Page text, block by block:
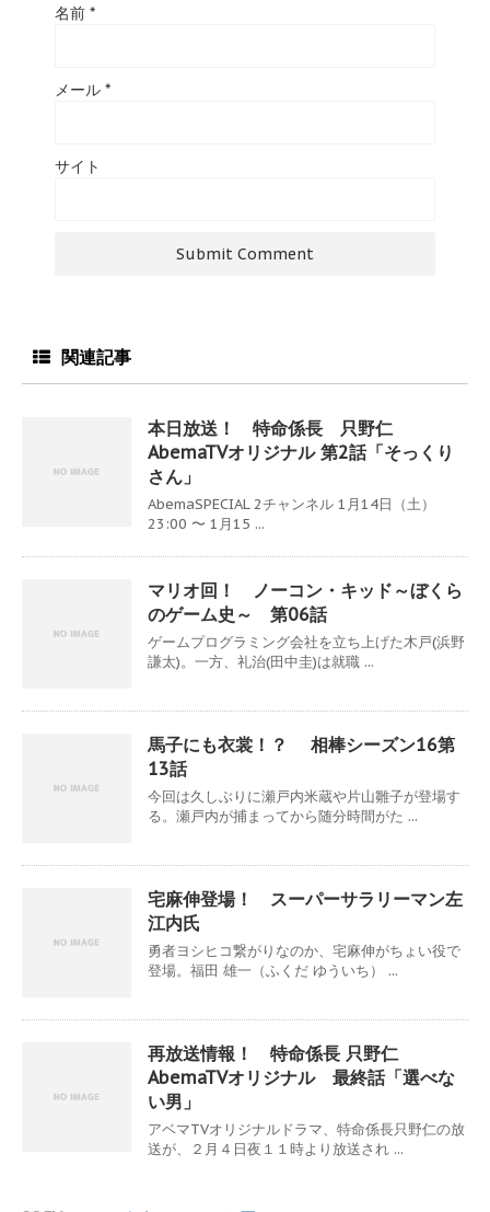
名前 *
メール *
サイト
関連記事
本日放送！ 特命係長 只野仁
AbemaTVオリジナル 第2話「そっくり
さん」
AbemaSPECIAL 2チャンネル 1月14日（土）
23:00 〜 1月15 ...
マリオ回！ ノーコン・キッド～ぼくら
のゲーム史～ 第06話
ゲームプログラミング会社を立ち上げた木戸(浜野
謙太)。一方、礼治(田中圭)は就職 ...
馬子にも衣裳！？ 相棒シーズン16第
13話
今回は久しぶりに瀬戸内米蔵や片山雛子が登場す
る。瀬戸内が捕まってから随分時間がた ...
宅麻伸登場！ スーパーサラリーマン左
江内氏
勇者ヨシヒコ繋がりなのか、宅麻伸がちょい役で
登場。福田 雄一（ふくだ ゆういち） ...
再放送情報！ 特命係長 只野仁
AbemaTVオリジナル 最終話「選べな
い男」
アベマTVオリジナルドラマ、特命係長只野仁の放
送が、２月４日夜１１時より放送され ...